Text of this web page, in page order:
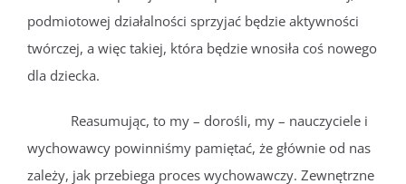
podmiotowej działalności sprzyjać będzie aktywności
twórczej, a więc takiej, która będzie wnosiła coś nowego
dla dziecka.
Reasumując, to my – dorośli, my – nauczyciele i
wychowawcy powinniśmy pamiętać, że głównie od nas
zależy, jak przebiega proces wychowawczy. Zewnętrzne